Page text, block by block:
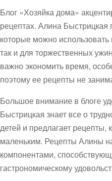
Блог «Хозяйка дома»
рецептах. Алина Быстрицкая
которые можно
так и для торжественных
важно экономить время,
поэтому ее рецепты не
Большое внимание в блоге
Быстрицкая знает все о
детей и предлагает
маленьким. Рецепты Алины
компонентами,
гастрономическому